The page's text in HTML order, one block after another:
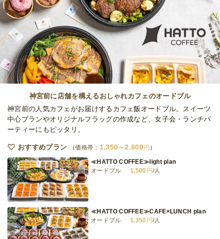
デリ有り 野菜5種のサンドイッチプラン
オードブル
1,600 /人
野菜3種&フルーツサンド2種と惣菜プラン
オードブル
締切 2日前15時
最低ご注文金額 30,000円
神宮前に店舗を構えるおしゃれカフェのオードブル
神宮前の人気カフェがお届けするカフェ飯オードブル。スイーツ
中心プランやオリジナルフラッグの作成など、女子会・ランチパ
ーティーにもピッタリ。
おすすめプラン 価格帯： 1,350～2,800円
≪HATTO COFFEE≫light plan
オードブル
1,500 円/人
≪HATTO COFFEE≫CAFE×LUNCH plan
オードブル
1,350 円/人